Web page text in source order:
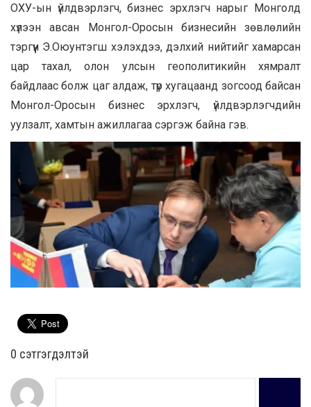
ОХУ-ын үйлдвэрлэгч, бизнес эрхлэгч нарыг Монголд
хүлээн авсан Монгол-Оросын бизнесийн зөвлөлийн
тэргүүн Э.Оюунтэгш хэлэхдээ, дэлхий нийтийг хамарсан
цар тахал, олон улсын геополитикийн хямралт
байдлаас болж цаг алдаж, түр хугацаанд зогсоод байсан
Монгол-Оросын бизнес эрхлэгч, үйлдвэрлэгчдийн
уулзалт, хамтын ажиллагаа сэргэж байна гэв.
0 cэтгэгдэлтэй